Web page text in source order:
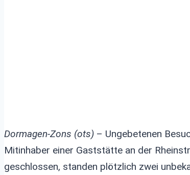
Dormagen-Zons (ots) – Ungebetenen
Mitinhaber einer Gaststätte an der
geschlossen, standen plötzlich zwei